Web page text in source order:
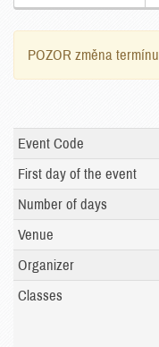
POZOR změna
Event Code
First day of the event
Number of days
Venue
Organizer
Classes